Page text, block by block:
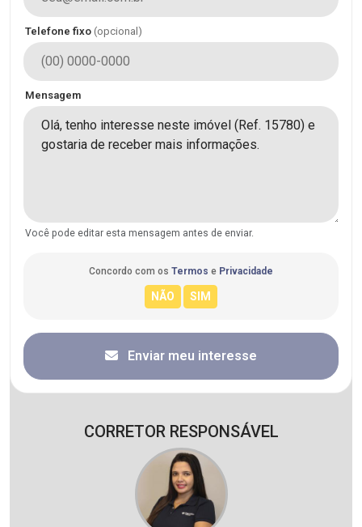
Telefone fixo (opcional)
Mensagem
Você pode editar esta mensagem antes de enviar.
Concordo com os Termos e Privacidade
Enviar meu interesse
CORRETOR RESPONSÁVEL